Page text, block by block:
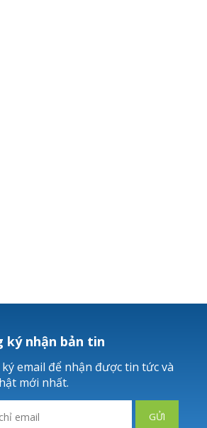
ký nhận bản tin
email để nhận được tin tức và
mới nhất.
GỬI